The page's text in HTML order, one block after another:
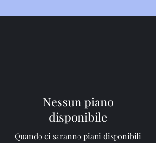
Nessun piano
disponibile
Quando ci saranno piani disponibili